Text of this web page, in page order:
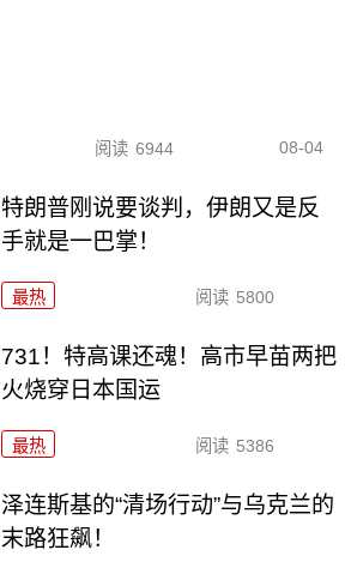
阅读 6944 08-04
特朗普刚说要谈判，伊朗又是反
手就是一巴掌！
最热 阅读 5800
731！特高课还魂！高市早苗两把
火烧穿日本国运
最热 阅读 5386
泽连斯基的“清场行动”与乌克兰的
末路狂飙！